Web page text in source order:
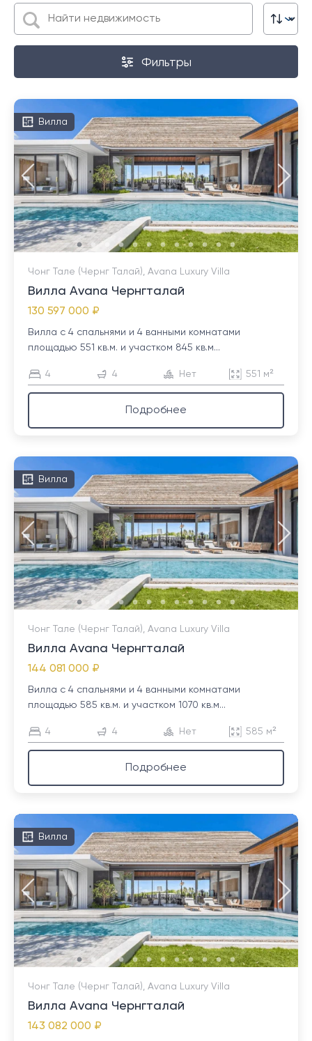
Фильтры
Вилла
Чонг Тале (Чернг Талай), Avana Luxury Villa
Вилла Avana Чернгталай
130 597 000 ₽
Вилла с 4 спальнями и 4 ванными комнатами
площадью 551 кв.м. и участком 845 кв.м...
4 4 Нет 551 м²
Подробнее
Вилла
Чонг Тале (Чернг Талай), Avana Luxury Villa
Вилла Avana Чернгталай
144 081 000 ₽
Вилла с 4 спальнями и 4 ванными комнатами
площадью 585 кв.м. и участком 1070 кв.м...
4 4 Нет 585 м²
Подробнее
Вилла
Чонг Тале (Чернг Талай), Avana Luxury Villa
Вилла Avana Чернгталай
143 082 000 ₽